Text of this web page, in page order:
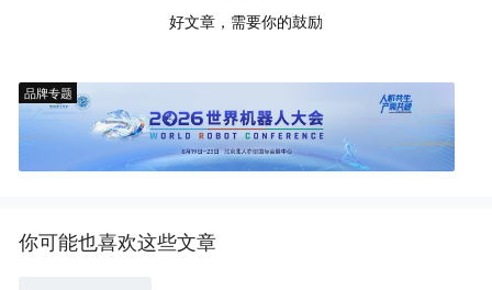
好文章，需要你的鼓励
品牌专题
你可能也喜欢这些文章